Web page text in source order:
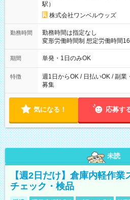
駅）
株式会社ワンベルウッズ
勤務時間
勤務時間は指定なし
変形労働時間制 想定労働時間160時間/月 【シフ
～21：00
期間 単発・1日のみOK
特徴
週1日からOK / 日払いOK / 副
募集
気になる！ 応募す
未読
【週2日だけ】倉庫内軽作
チェック・検品